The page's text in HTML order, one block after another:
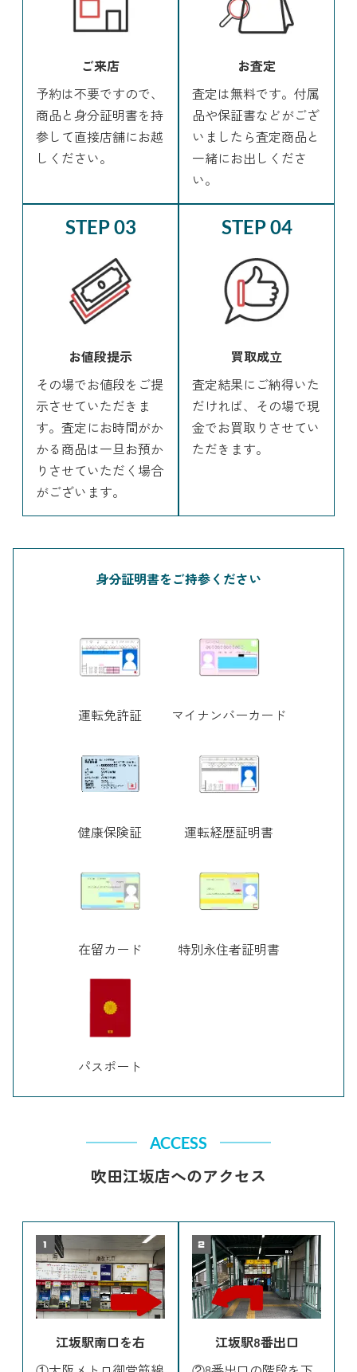
ご来店
予約は不要ですので、
商品と身分証明書を持
参して直接店舗にお越
しください。
お査定
査定は無料です。付属
品や保証書などがござ
いましたら査定商品と
一緒にお出しくださ
い。
STEP 03
お値段提示
その場でお値段をご提
示させていただきま
す。査定にお時間がか
かる商品は一旦お預か
りさせていただく場合
がございます。
STEP 04
買取成立
査定結果にご納得いた
だければ、その場で現
金でお買取りさせてい
ただきます。
身分証明書をご持参ください
運転免許証 マイナンバーカード
健康保険証 運転経歴証明書
在留カード 特別永住者証明書
パスポート
ACCESS
吹田江坂店へのアクセス
江坂駅南口を右
江坂駅8番出口